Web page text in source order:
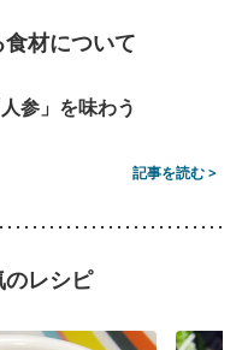
材について
参」を味わう
記事を読む >
レシピ